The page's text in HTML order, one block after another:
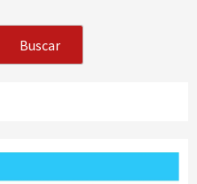
Buscar